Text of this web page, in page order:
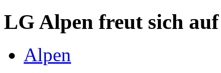
LG Alpen freut sich
Alpen